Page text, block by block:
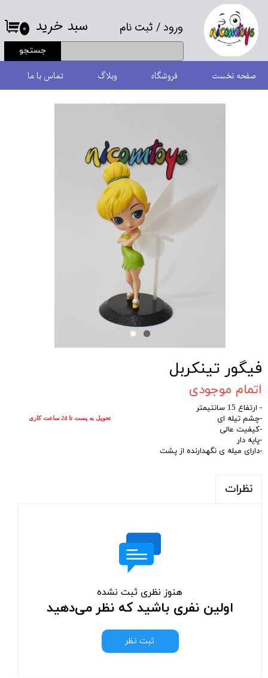
ورود/ ثبت نام
حساب کاربری من
تغییر گذر واژه
سفارشات
جستجو
۰ سبد خرید
صفحه نخست فروشگاه وبلاگ تماس با ما
فیگور تینکربل
اتمام موجودی
- ارتفاع 15 سانتیمتر
-چشم تیله ای
-کیفیت عالی
-پایه دار
-دارای میله ی نگهدارنده از پشت
نظرات
هنوز نظری ثبت نشده
اولین نفری باشید که نظر می‌دهید
ثبت نظر
تحویل به پست تا 24 ساعت کاری